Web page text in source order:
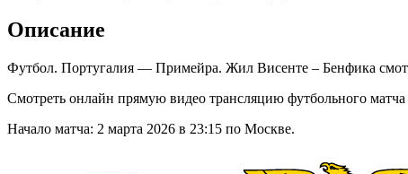
Описание
Футбол. Португалия — Примейра. Жил Висенте – Бенфика
Смотреть онлайн прямую видео трансляцию футбольного
Начало матча: 2 марта 2026 в 23:15 по Москве.